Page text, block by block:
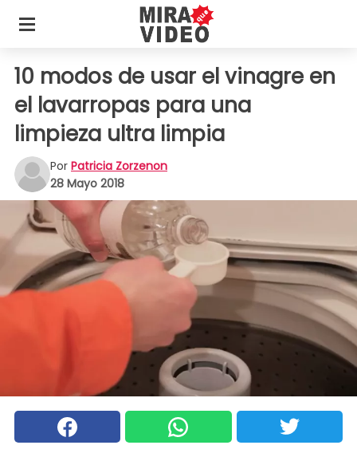
10 modos de usar el vinagre en
el lavarropas para una
limpieza ultra limpia
Por Patricia Zorzenon
28 Mayo 2018